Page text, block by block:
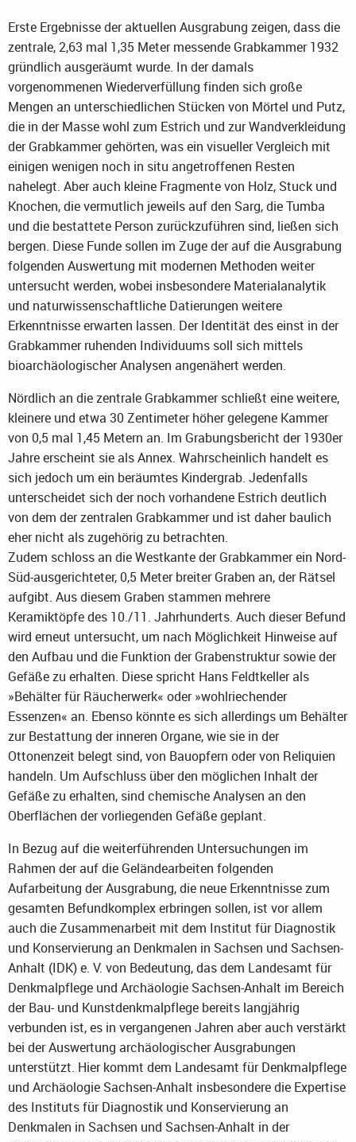
Erste Ergebnisse der aktuellen Ausgrabung zeigen, dass die
zentrale, 2,63 mal 1,35 Meter messende Grabkammer 1932
gründlich ausgeräumt wurde. In der damals
vorgenommenen Wiederverfüllung finden sich große
Mengen an unterschiedlichen Stücken von Mörtel und Putz,
die in der Masse wohl zum Estrich und zur Wandverkleidung
der Grabkammer gehörten, was ein visueller Vergleich mit
einigen wenigen noch in situ angetroffenen Resten
nahelegt. Aber auch kleine Fragmente von Holz, Stuck und
Knochen, die vermutlich jeweils auf den Sarg, die Tumba
und die bestattete Person zurückzuführen sind, ließen sich
bergen. Diese Funde sollen im Zuge der auf die Ausgrabung
folgenden Auswertung mit modernen Methoden weiter
untersucht werden, wobei insbesondere Materialanalytik
und naturwissenschaftliche Datierungen weitere
Erkenntnisse erwarten lassen. Der Identität des einst in der
Grabkammer ruhenden Individuums soll sich mittels
bioarchäologischer Analysen angenähert werden.
Nördlich an die zentrale Grabkammer schließt eine weitere,
kleinere und etwa 30 Zentimeter höher gelegene Kammer
von 0,5 mal 1,45 Metern an. Im Grabungsbericht der 1930er
Jahre erscheint sie als Annex. Wahrscheinlich handelt es
sich jedoch um ein beräumtes Kindergrab. Jedenfalls
unterscheidet sich der noch vorhandene Estrich deutlich
von dem der zentralen Grabkammer und ist daher baulich
eher nicht als zugehörig zu betrachten.
Zudem schloss an die Westkante der Grabkammer ein Nord-
Süd-ausgerichteter, 0,5 Meter breiter Graben an, der Rätsel
aufgibt. Aus diesem Graben stammen mehrere
Keramiktöpfe des 10./11. Jahrhunderts. Auch dieser Befund
wird erneut untersucht, um nach Möglichkeit Hinweise auf
den Aufbau und die Funktion der Grabenstruktur sowie der
Gefäße zu erhalten. Diese spricht Hans Feldtkeller als
»Behälter für Räucherwerk« oder »wohlriechender
Essenzen« an. Ebenso könnte es sich allerdings um Behälter
zur Bestattung der inneren Organe, wie sie in der
Ottonenzeit belegt sind, von Bauopfern oder von Reliquien
handeln. Um Aufschluss über den möglichen Inhalt der
Gefäße zu erhalten, sind chemische Analysen an den
Oberflächen der vorliegenden Gefäße geplant.
In Bezug auf die weiterführenden Untersuchungen im
Rahmen der auf die Geländearbeiten folgenden
Aufarbeitung der Ausgrabung, die neue Erkenntnisse zum
gesamten Befundkomplex erbringen sollen, ist vor allem
auch die Zusammenarbeit mit dem Institut für Diagnostik
und Konservierung an Denkmalen in Sachsen und Sachsen-
Anhalt (IDK) e. V. von Bedeutung, das dem Landesamt für
Denkmalpflege und Archäologie Sachsen-Anhalt im Bereich
der Bau- und Kunstdenkmalpflege bereits langjährig
verbunden ist, es in vergangenen Jahren aber auch verstärkt
bei der Auswertung archäologischer Ausgrabungen
unterstützt. Hier kommt dem Landesamt für Denkmalpflege
und Archäologie Sachsen-Anhalt insbesondere die Expertise
des Instituts für Diagnostik und Konservierung an
Denkmalen in Sachsen und Sachsen-Anhalt in der